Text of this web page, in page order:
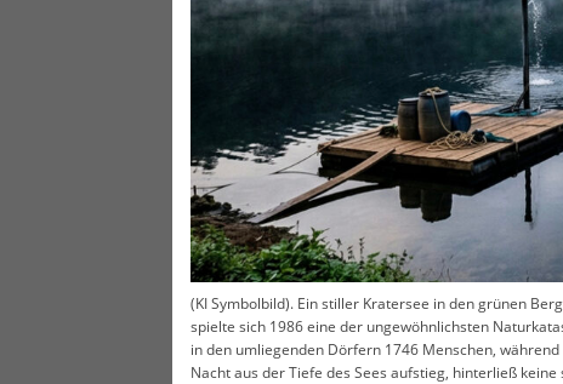
(KI Symbolbild). Ein stiller Kratersee in den grünen
spielte sich 1986 eine der ungewöhnlichsten
in den umliegenden Dörfern 1746 Menschen,
Nacht aus der Tiefe des Sees aufstieg, hinterließ keine